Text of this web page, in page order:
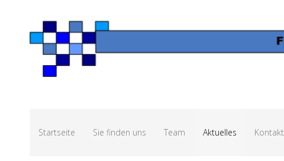
Startseite Sie finden uns Team Aktuelles Kontakt